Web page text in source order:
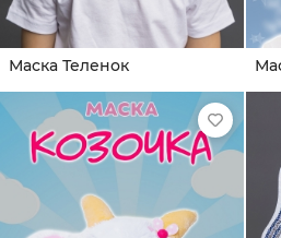
Маска Теленок